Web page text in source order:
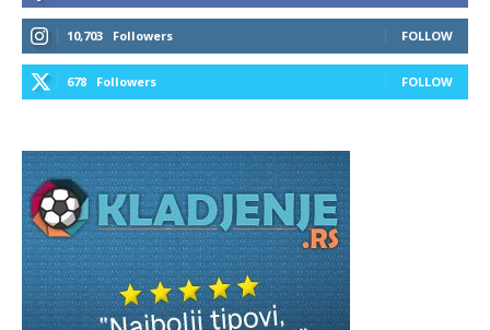
10,703 Followers FOLLOW
678 Followers FOLLOW